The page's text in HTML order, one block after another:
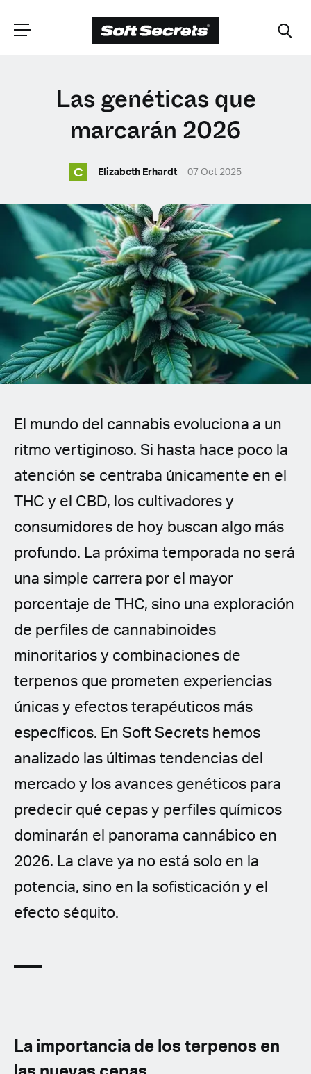
ELIGE TU
UBICACIÓN
English (United Kingdom)
English (United States)
Spanish (Spain)
Spanish (Latin America)
German
French
Italian
Polish
Las genéticas que
marcarán 2026
C Elizabeth Erhardt 07 Oct 2025
El mundo del cannabis evoluciona a un
ritmo vertiginoso. Si hasta hace poco la
atención se centraba únicamente en el
THC y el CBD, los cultivadores y
consumidores de hoy buscan algo más
profundo. La próxima temporada no será
una simple carrera por el mayor
porcentaje de THC, sino una exploración
de perfiles de cannabinoides
minoritarios y combinaciones de
terpenos que prometen experiencias
únicas y efectos terapéuticos más
específicos. En Soft Secrets hemos
analizado las últimas tendencias del
mercado y los avances genéticos para
predecir qué cepas y perfiles químicos
dominarán el panorama cannábico en
2026. La clave ya no está solo en la
potencia, sino en la sofisticación y el
efecto séquito.
La importancia de los terpenos en